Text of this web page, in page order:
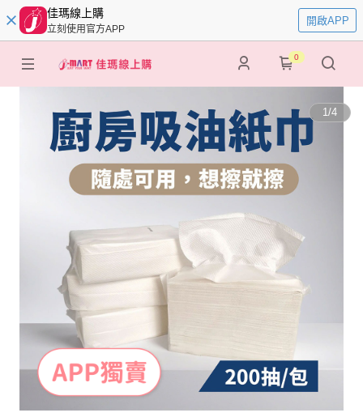
佳瑪線上購
立刻使用官方APP
開啟APP
0
1/4